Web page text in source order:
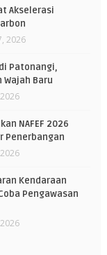
Akselerasi
2026
Patonangi,
Wajah Baru
NAFEF 2026
Penerbangan
Kendaraan
Pengawasan